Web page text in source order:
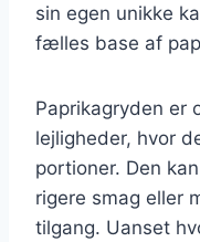
sin egen unikke
fælles base af
Paprikagryden er
lejligheder, hvor
portioner. Den
rigere smag eller
tilgang. Uanset